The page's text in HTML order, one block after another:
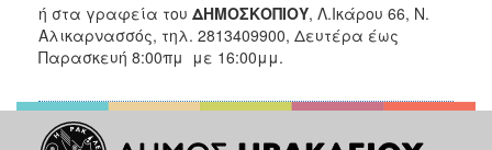
ή στα γραφεία του ΔΗΜΟΣΚΟΠΙΟΥ, Λ.Ικάρου 66, Ν.
Αλικαρνασσός, τηλ. 2813409900, Δευτέρα έως
Παρασκευή 8:00πμ με 16:00μμ.